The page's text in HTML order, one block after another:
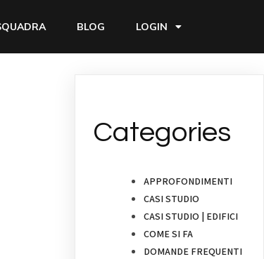
BLOG LOGIN
Categories
APPROFONDIMENTI
CASI STUDIO
CASI STUDIO | EDIFICI
COME SI FA
DOMANDE FREQUENTI